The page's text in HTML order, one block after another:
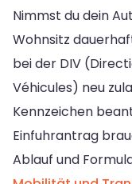
Nimmst du dein
Wohnsitz
bei der DIV
Véhicules) neu
Kennzeichen
Einfuhrantrag
Ablauf und